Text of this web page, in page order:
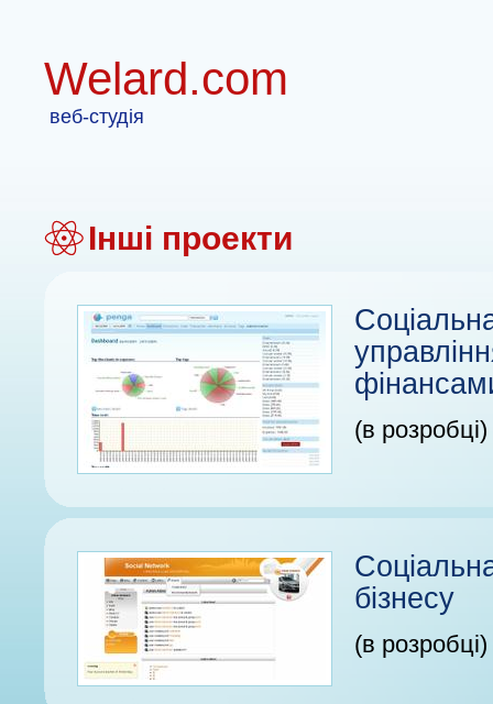
Welard.com
веб-студія
Інші проекти
(в розробці)
бізнесу
(в розробці)